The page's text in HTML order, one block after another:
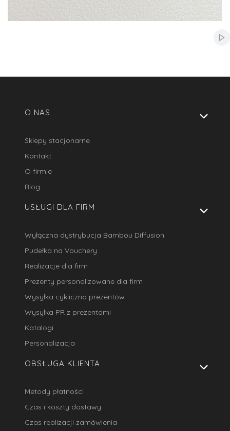
Linki w stopce
O NAS
Sklepy stacjonarne
Kontakt
O firmie
Blog
USŁUGI DLA FIRM
Wyłączna dystrybucja Bambou Diffusion
Pudełka na Vouchery
Realizacje dla firm
Prezenty personalizowane dla firm
Wysyłka cykliczna prezentów
Wysyłka PR z prezentami
Katalogi
Personalizacja
OBSŁUGA KLIENTA
Metody płatności
Czas i koszty dostawy
Czas realizacji zamówienia